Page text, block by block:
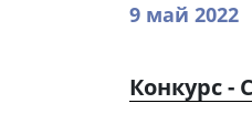
9 май 2022
Конкурс -